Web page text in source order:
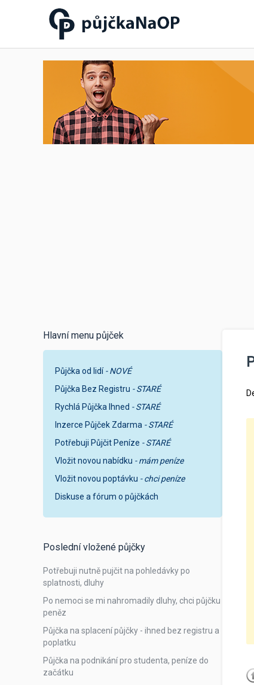
Půjčka na OP občanský
průkaz
Hlavní menu půjček
Půjčka od lidí- NOVÉ
Půjčka Bez Registru - STARÉ
Rychlá Půjčka Ihned - STARÉ
Inzerce Půjček Zdarma - STARÉ
Potřebuji Půjčit Peníze - STARÉ
Vložit novou nabídku - mám peníze
Vložit novou poptávku - chci peníze
Diskuse a fórum o půjčkách
Poslední vložené půjčky
Potřebuji nutně pujčit na pohledávky po
splatnosti, dluhy
Po nemoci se mi nahromadily dluhy, chci půjčku
peněz
Půjčka na splacení půjčky - ihned bez registru a
poplatku
Půjčka na podnikání pro studenta, peníze do
začátku